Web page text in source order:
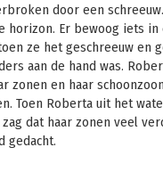
door een
horizon. Er bewoog iets in
ze het geschreeuw en
aan de hand was.
zonen en haar
Toen Roberta uit het
dat haar zonen veel
gedacht.